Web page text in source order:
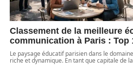
Classement de la meilleure
communication à Paris : Top
Le paysage éducatif parisien dans le
riche et dynamique. En tant que capitale de